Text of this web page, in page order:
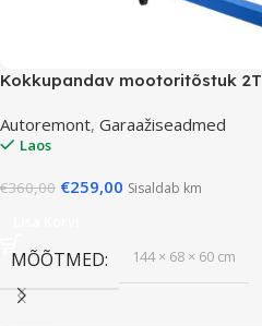
Kokkupandav mootoritõstuk 2T
Autoremont, Garaažiseadmed
Laos
€360,00 €259,00 Sisaldab km
MÕÕTMED 144 × 68 × 60 cm